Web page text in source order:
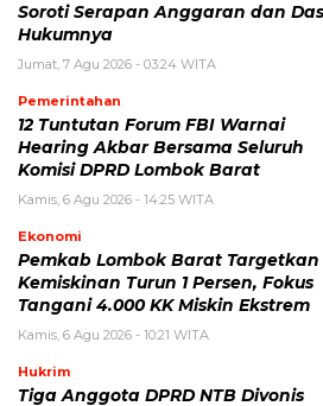
Soroti Serapan Anggaran dan
Hukumnya
Jumat, 7 Agu 2026 - 03:24 WITA
Pemerintahan
12 Tuntutan Forum FBI Warnai
Hearing Akbar Bersama Seluruh
Komisi DPRD Lombok Barat
Kamis, 6 Agu 2026 - 14:25 WITA
Ekonomi
Pemkab Lombok Barat Targetkan
Kemiskinan Turun 1 Persen, Fokus
Tangani 4.000 KK Miskin Ekstrem
Kamis, 6 Agu 2026 - 10:21 WITA
Hukrim
Tiga Anggota DPRD NTB Divonis